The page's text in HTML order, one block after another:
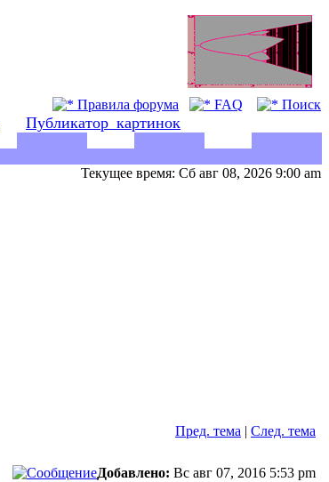
Правила форума FAQ Поиск
Публикатор_картинок
Текущее время: Сб авг 08, 2026 9:00 am
Пред. тема | След. тема
Добавлено: Вс авг 07, 2016 5:53 pm